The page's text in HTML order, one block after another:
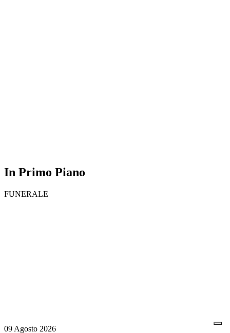
In Primo Piano
FUNERALE
09 Agosto 2026